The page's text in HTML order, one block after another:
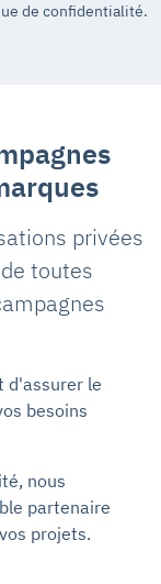
de confidentialité.
privées
toutes
d'assurer le
besoins
nous
partenaire
projets.